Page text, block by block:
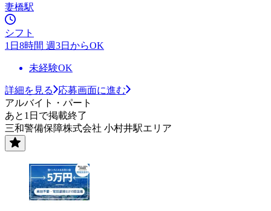
妻橋駅
シフト
1日8時間 週3日からOK
未経験OK
詳細を見る
応募画面に進む
アルバイト・パート
あと1日で掲載終了
三和警備保障株式会社 小村井駅エリア